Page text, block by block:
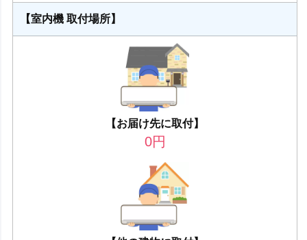
【室内機 取付場所】
【お届け先に取付】
0円